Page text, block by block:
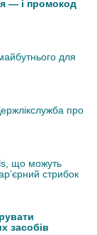
— і промокод
для
про
що можуть
стрибок
засобів